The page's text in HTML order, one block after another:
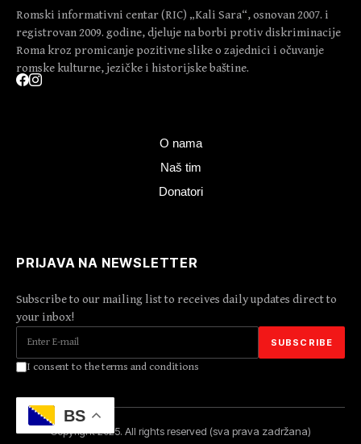
Romski informativni centar (RIC) „Kali Sara“, osnovan 2007. i
registrovan 2009. godine, djeluje na borbi protiv diskriminacije
Roma kroz promicanje pozitivne slike o zajednici i očuvanje
romske kulturne, jezičke i historijske baštine.
O nama
Naš tim
Donatori
PRIJAVA NA NEWSLETTER
Subscribe to our mailing list to receives daily updates direct to
your inbox!
I consent to the terms and conditions
Copyright 2025. All rights reserved (sva prava zadržana)
BS